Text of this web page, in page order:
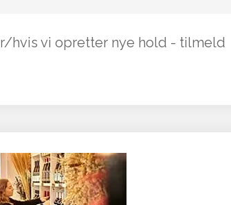
hvis vi opretter nye hold - tilmeld